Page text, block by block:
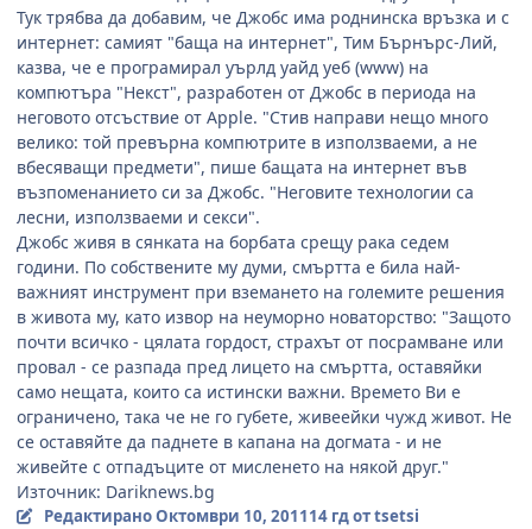
Тук трябва да добавим, че Джобс има роднинска връзка и с
интернет: самият "баща на интернет", Тим Бърнърс-Лий,
казва, че e програмирал уърлд уайд уеб (www) на
компютъра "Некст", разработен от Джобс в периода на
неговото отсъствие от Apple. "Стив направи нещо много
велико: той превърна компютрите в използваеми, а не
вбесяващи предмети", пише бащата на интернет във
възпоменанието си за Джобс. "Неговите технологии са
лесни, използваеми и секси".
Джобс живя в сянката на борбата срещу рака седем
години. По собствените му думи, смъртта е била най-
важният инструмент при вземането на големите решения
в живота му, като извор на неуморно новаторство: "Защото
почти всичко - цялата гордост, страхът от посрамване или
провал - се разпада пред лицето на смъртта, оставяйки
само нещата, които са истински важни. Времето Ви е
ограничено, така че не го губете, живеейки чужд живот. Не
се оставяйте да паднете в капана на догмата - и не
живейте с отпадъците от мисленето на някой друг."
Източник: Dariknews.bg
РедактираноОктомври 10, 201114 гдот tsetsi